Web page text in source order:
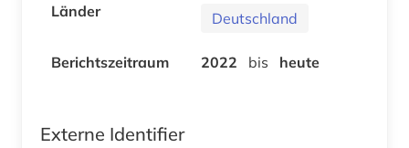
Länder
Deutschland
Berichtszeitraum 2022 bis heute
Externe Identifier